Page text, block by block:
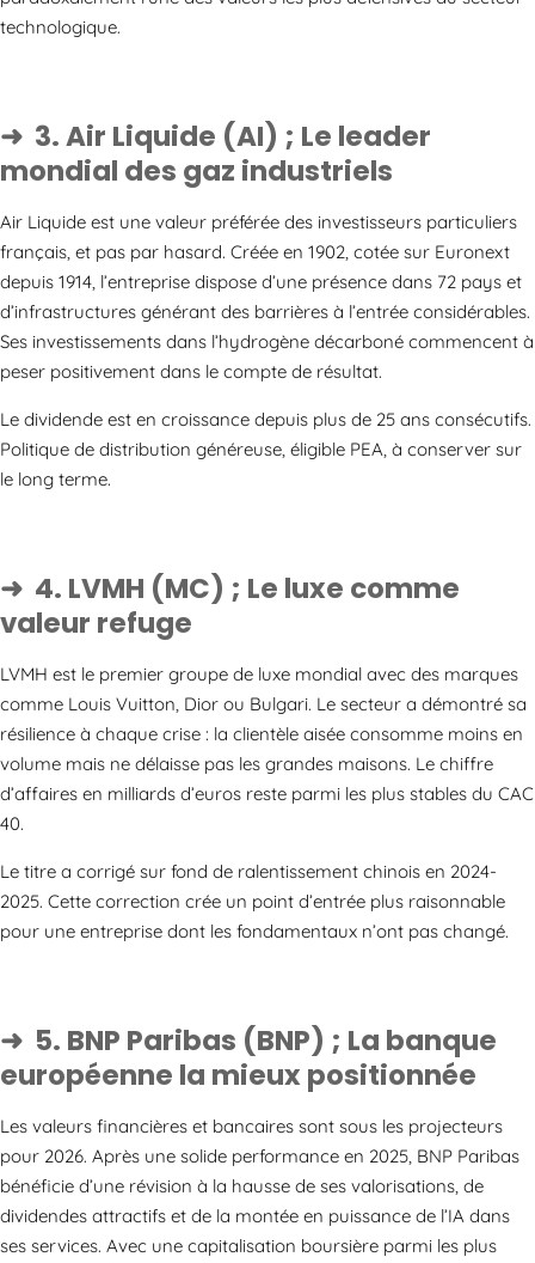
technologique.
3. Air Liquide (AI) ; Le leader
mondial des gaz industriels
Air Liquide est une valeur préférée des investisseurs particuliers
français, et pas par hasard. Créée en 1902, cotée sur Euronext
depuis 1914, l’entreprise dispose d’une présence dans 72 pays et
d’infrastructures générant des barrières à l’entrée considérables.
Ses investissements dans l’hydrogène décarboné commencent à
peser positivement dans le compte de résultat.
Le dividende est en croissance depuis plus de 25 ans consécutifs.
Politique de distribution généreuse, éligible PEA, à conserver sur
le long terme.
4. LVMH (MC) ; Le luxe comme
valeur refuge
LVMH est le premier groupe de luxe mondial avec des marques
comme Louis Vuitton, Dior ou Bulgari. Le secteur a démontré sa
résilience à chaque crise : la clientèle aisée consomme moins en
volume mais ne délaisse pas les grandes maisons. Le chiffre
d’affaires en milliards d’euros reste parmi les plus stables du CAC
40.
Le titre a corrigé sur fond de ralentissement chinois en 2024-
2025. Cette correction crée un point d’entrée plus raisonnable
pour une entreprise dont les fondamentaux n’ont pas changé.
5. BNP Paribas (BNP) ; La banque
européenne la mieux positionnée
Les valeurs financières et bancaires sont sous les projecteurs
pour 2026. Après une solide performance en 2025, BNP Paribas
bénéficie d’une révision à la hausse de ses valorisations, de
dividendes attractifs et de la montée en puissance de l’IA dans
ses services. Avec une capitalisation boursière parmi les plus